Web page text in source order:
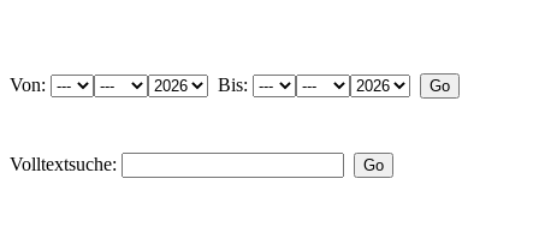
Von: Bis:
Volltextsuche: